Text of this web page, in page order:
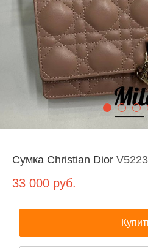
Сумка Christian Dior
33 000 руб.